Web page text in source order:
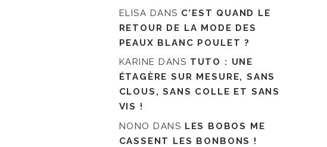
ELISA DANS C’EST QUAND LE
RETOUR DE LA MODE DES
PEAUX BLANC POULET ?
KARINE DANS TUTO : UNE
ÉTAGÈRE SUR MESURE, SANS
CLOUS, SANS COLLE ET SANS
VIS !
NONO DANS LES BOBOS ME
CASSENT LES BONBONS !